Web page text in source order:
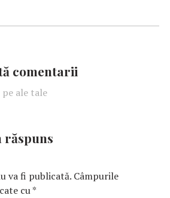
comentarii
ale tale
răspuns
va fi publicată. Câmpurile
cu*